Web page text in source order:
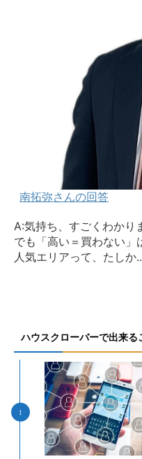
南拓弥さんの回答
A:気持ち、すごくわかり
でも「高い＝買わない」
人気エリアって、たしか
ハウスクローバーで出来る